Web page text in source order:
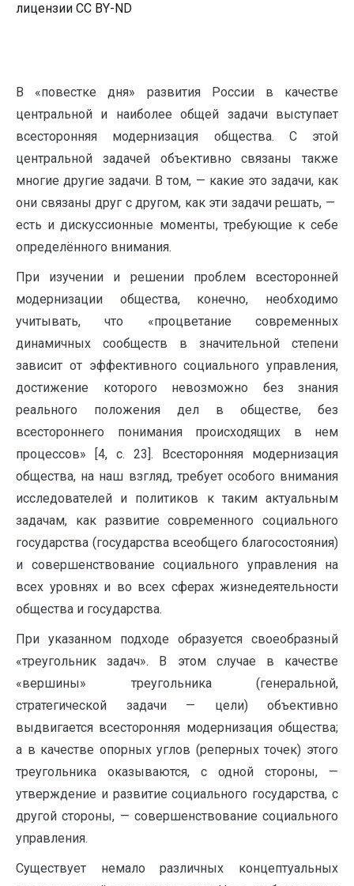
лицензии CC BY-ND
В «повестке дня» развития России в качестве
центральной и наиболее общей задачи выступает
всесторонняя модернизация общества. С этой
центральной задачей объективно связаны также
многие другие задачи. В том, — какие это задачи, как
они связаны друг с другом, как эти задачи решать, —
есть и дискуссионные моменты, требующие к себе
определённого внимания.
При изучении и решении проблем всесторонней
модернизации общества, конечно, необходимо
учитывать, что «процветание современных
динамичных сообществ в значительной степени
зависит от эффективного социального управления,
достижение которого невозможно без знания
реального положения дел в обществе, без
всестороннего понимания происходящих в нем
процессов» [4, с. 23]. Всесторонняя модернизация
общества, на наш взгляд, требует особого внимания
исследователей и политиков к таким актуальным
задачам, как развитие современного социального
государства (государства всеобщего благосостояния)
и совершенствование социального управления на
всех уровнях и во всех сферах жизнедеятельности
общества и государства.
При указанном подходе образуется своеобразный
«треугольник задач». В этом случае в качестве
«вершины» треугольника (генеральной,
стратегической задачи — цели) объективно
выдвигается всесторонняя модернизация общества;
а в качестве опорных углов (реперных точек) этого
треугольника оказываются, с одной стороны, —
утверждение и развитие социального государства, с
другой стороны, — совершенствование социального
управления.
Существует немало различных концептуальных